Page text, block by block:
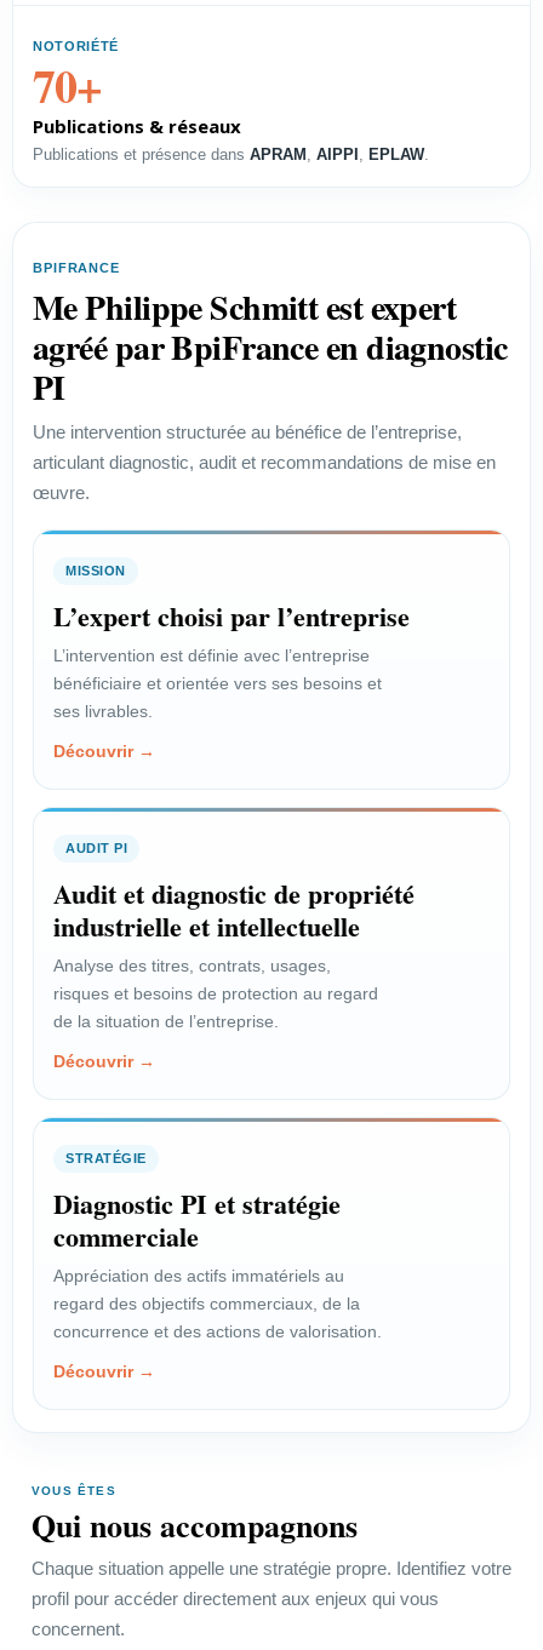
Voir le profil →
PROFIL
Directeur Juridique
Structurer une délégation
industrielle.
Voir le profil →
PROFIL
Start-up
protéger un projet innovant.
PROFIL
PROFIL
Scientifique
Valoriser l’innovation issue de la
PROFIL
Inventeur salarié
Faire reconnaître vos droits et
équitable.
PROFIL
Créateur-Inventeur
Choisir la bonne protection et
organiser les actions utiles.
NOTORIÉTÉ
70+
Publications & réseaux
Publications et présence dans APRAM , AIPPI , EPLAW.
BPIFRANCE
Me Philippe Schmitt est expert
agréé par BpiFrance en diagnostic
PI
Une intervention structurée au bénéfice de l’entreprise,
articulant diagnostic, audit et recommandations de mise en
œuvre.
MISSION
L’expert choisi par l’entreprise
L’intervention est définie avec l’entreprise
bénéficiaire et orientée vers ses besoins et
ses livrables.
Découvrir →
AUDIT PI
Audit et diagnostic de propriété
industrielle et intellectuelle
Analyse des titres, contrats, usages,
risques et besoins de protection au regard
de la situation de l’entreprise.
Découvrir →
STRATÉGIE
Diagnostic PI et stratégie
commerciale
Appréciation des actifs immatériels au
regard des objectifs commerciaux, de la
concurrence et des actions de valorisation.
Découvrir →
VOUS ÊTES
Qui nous accompagnons
Chaque situation appelle une stratégie propre. Identifiez votre
profil pour accéder directement aux enjeux qui vous
concernent.